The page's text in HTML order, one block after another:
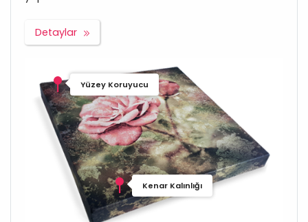
Detaylar
Yüzey Koruyucu
Kenar Kalınlığı